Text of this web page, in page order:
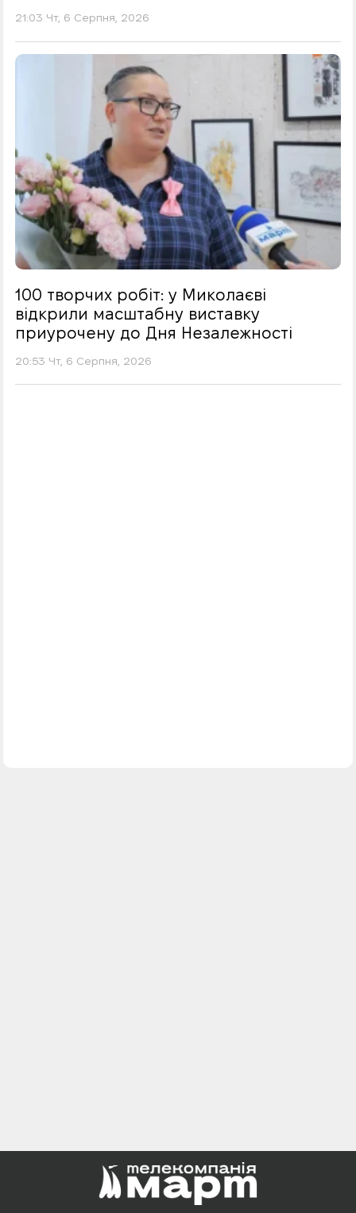
21:03 Чт, 6 Серпня, 2026
100 творчих робіт: у Миколаєві
відкрили масштабну виставку
приурочену до Дня Незалежності
20:53 Чт, 6 Серпня, 2026